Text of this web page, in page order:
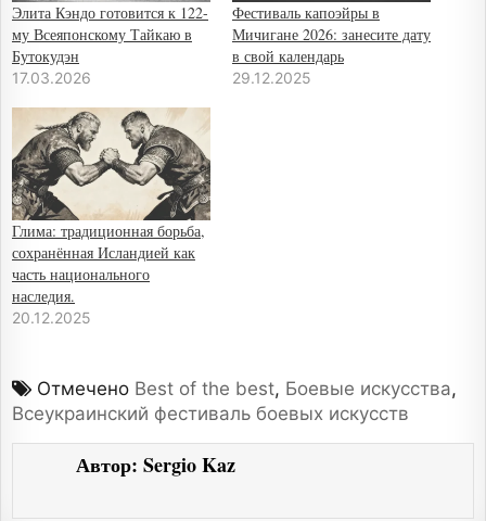
Элита Кэндо готовится к 122-
му Всеяпонскому Тайкаю в
Бутокудэн
17.03.2026
Фестиваль капоэйры в
Мичигане 2026: занесите дату
в свой календарь
29.12.2025
Глима: традиционная борьба,
сохранённая Исландией как
часть национального
наследия.
20.12.2025
Отмечено Best of the best, Боевые искусства,
Всеукраинский фестиваль боевых искусств
Автор:Sergio Kaz